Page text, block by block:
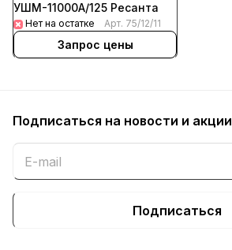
УШМ-11000А/125 Ресанта
Нет на остатке Арт. 75/12/11
Запрос цены
Подписаться на новости и акции
Подписаться